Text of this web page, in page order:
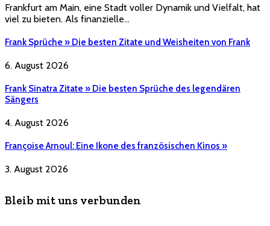
Frankfurt am Main, eine Stadt voller Dynamik und Vielfalt, hat
viel zu bieten. Als finanzielle…
Frank Sprüche » Die besten Zitate und Weisheiten von Frank
6. August 2026
Frank Sinatra Zitate » Die besten Sprüche des legendären
Sängers
4. August 2026
Françoise Arnoul: Eine Ikone des französischen Kinos »
3. August 2026
Bleib mit uns verbunden